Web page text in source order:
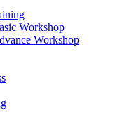
Workshop
Workshop